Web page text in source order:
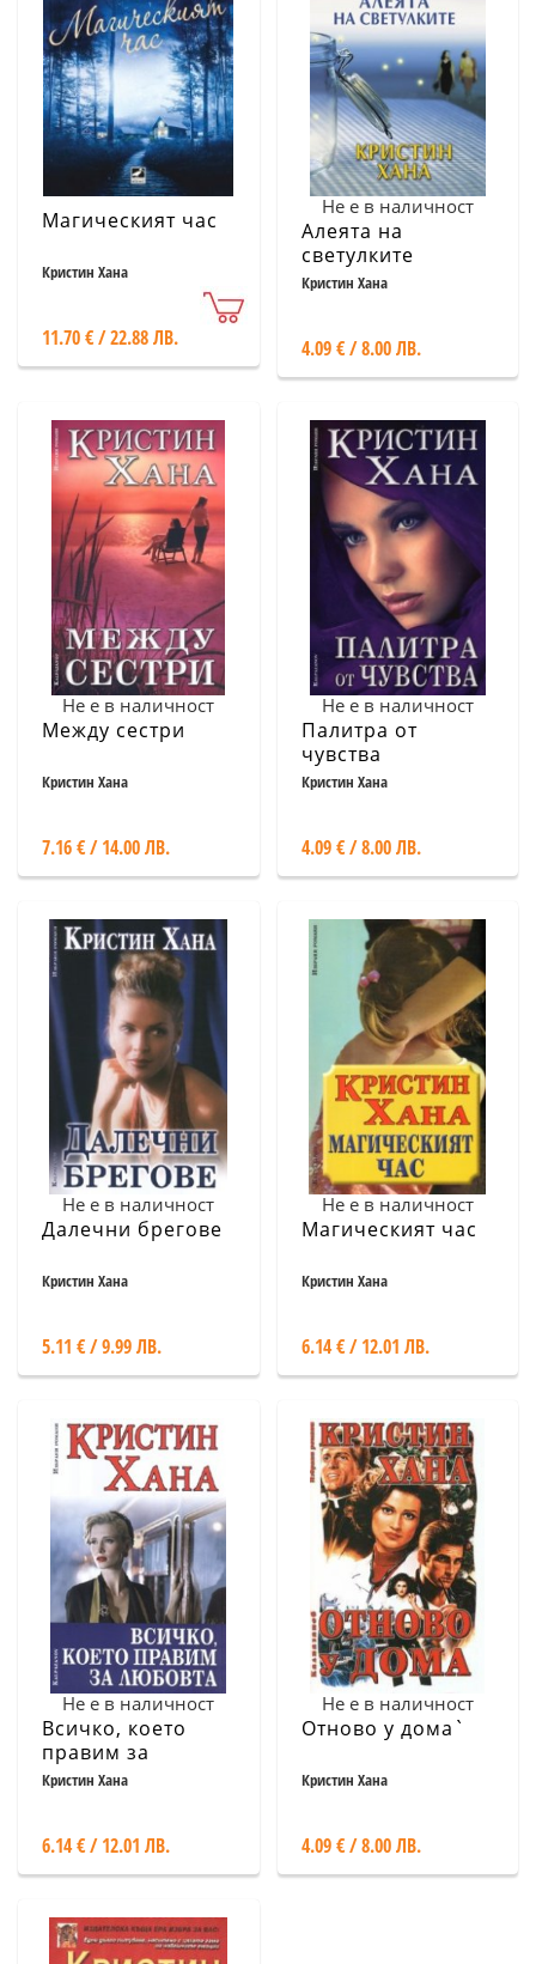
Магическият час
Кристин Хана
11.70 € / 22.88 ЛВ.
Не е в наличност
Алеята на
светулките
Кристин Хана
4.09 € / 8.00 ЛВ.
Не е в наличност
Между сестри
Кристин Хана
7.16 € / 14.00 ЛВ.
Не е в наличност
Палитра от
чувства
Кристин Хана
4.09 € / 8.00 ЛВ.
Не е в наличност
Далечни брегове
Кристин Хана
5.11 € / 9.99 ЛВ.
Не е в наличност
Магическият час
Кристин Хана
6.14 € / 12.01 ЛВ.
Не е в наличност
Всичко, което
правим за
любовта
Кристин Хана
6.14 € / 12.01 ЛВ.
Не е в наличност
Отново у дома`
Кристин Хана
4.09 € / 8.00 ЛВ.